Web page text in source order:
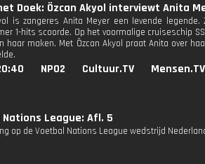
Doek: Özcan Akyol interviewt Anita
is zangeres Anita Meyer een levende
1-hits scoorde. Op het voormalige cruiseschip
haar maken. Met Özcan Akyol praat Anita over
NPO2 Cultuur.TV Mensen.TV
Nations League: Afl. 5
op de Voetbal Nations League wedstrijd